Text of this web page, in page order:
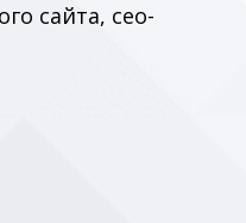
сайта, сео-